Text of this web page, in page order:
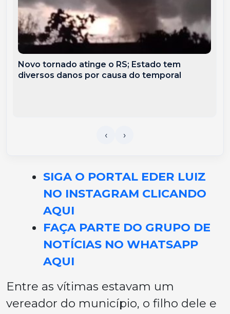
Novo tornado atinge o RS; Estado tem
diversos danos por causa do temporal
SIGA O PORTAL EDER LUIZ
NO INSTAGRAM CLICANDO
AQUI
FAÇA PARTE DO GRUPO DE
NOTÍCIAS NO WHATSAPP
AQUI
Entre as vítimas estavam um
vereador do município, o filho dele e